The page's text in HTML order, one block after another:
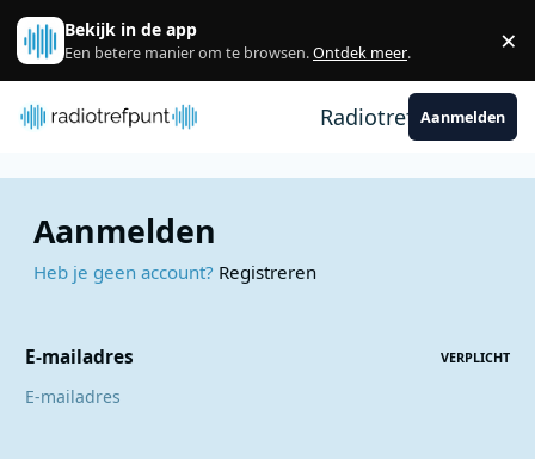
Spring naar bijdragen
Bekijk in de app
Een betere manier om te browsen.Ontdek meer. ×
RadiotrefpuntAanmelden
Aanmelden
Heb je geen account? Registreren
E-mailadres VERPLICHT